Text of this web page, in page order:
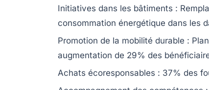
Initiatives dans les bâtiments :
consommation énergétique dans les
Promotion de la mobilité durable :
augmentation de 29% des
Achats écoresponsables : 37% des